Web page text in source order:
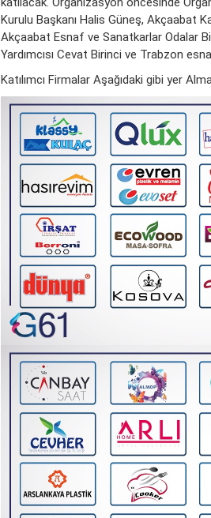
Kurulu Başkanı Halis Güneş, Akçaabat
Akçaabat Esnaf ve Sanatkarlar Odalar
Yardımcısı Cevat Birinci ve Trabzon
Katılımcı Firmalar Aşağıdaki gibi yer